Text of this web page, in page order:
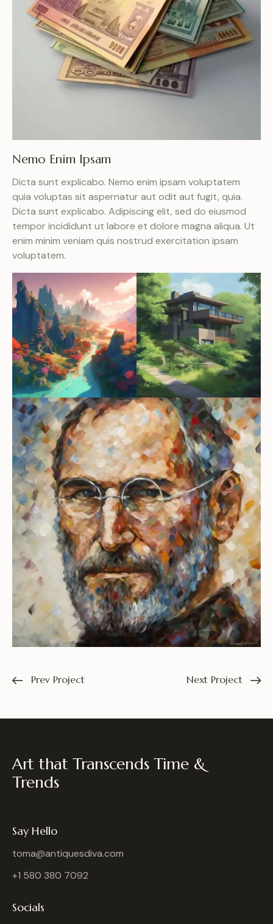
Nemo Enim Ipsam
Dicta sunt explicabo. Nemo enim ipsam voluptatem
quia voluptas sit aspernatur aut odit aut fugit, quia.
Dicta sunt explicabo. Adipiscing elit, sed do eiusmod
tempor incididunt ut labore et dolore magna aliqua. Ut
enim minim veniam quis nostrud exercitation ipsam
voluptatem.
Prev Project Next Project
Art that Transcends Time &
Trends
Say Hello
toma@antiquesdiva.com
+1 580 380 7092
Socials